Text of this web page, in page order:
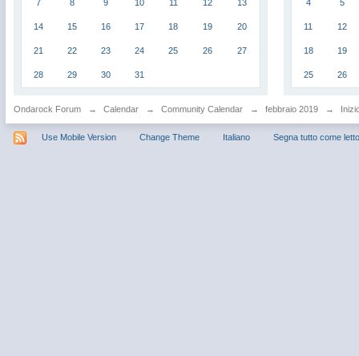
7 8 9 10 11 12 13
14 15 16 17 18 19 20
21 22 23 24 25 26 27
28 29 30 31
4 5
11 12
18 19
25 26
Ondarock Forum → Calendar → Community Calendar → febbraio 2019 →
Use Mobile Version Change Theme Italiano Segna tutto come letto